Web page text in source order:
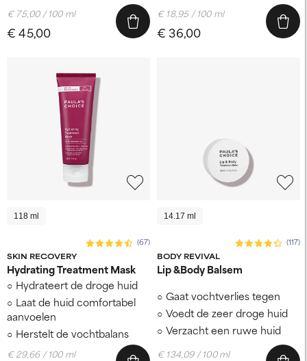
€ 45,00
€ 75,00 / 100 ml
€ 36,00
€ 18,95 / 100 ml
118 ml
SKIN RECOVERY
(67)
Hydrating Treatment Mask
Hydrateert de droge huid
Laat de huid comfortabel
aanvoelen
Herstelt de vochtbalans
€ 29,66 / 100 ml
14.17 ml
BODY REVIVAL
(117)
Lip &Body Balsem
Gaat vochtverlies tegen
Voedt de zeer droge huid
Verzacht een ruwe huid
€ 134,09 / 100 ml